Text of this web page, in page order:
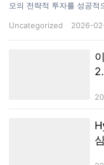
모의 전략적 투자를 성공
Crypto, Paradigm,
참여했다. 이번 전략적 투
규제 환경 대응, 사용자 중
를본격적으로 높일 계획이
융 규제 체계 하에서 자금
Uncategorized 2026-